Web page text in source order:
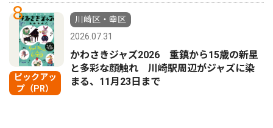
8
ピックアッ
プ（PR）
川崎区・幸区
2026.07.31
かわさきジャズ2026 重鎮から15歳の新星
と多彩な顔触れ 川崎駅周辺がジャズに染
まる、11月23日まで